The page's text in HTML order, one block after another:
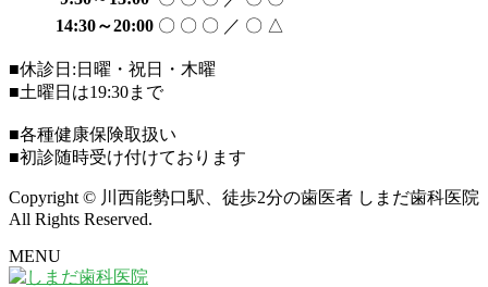
14:30～20:00 〇 〇 〇 ／ 〇 △
■休診日:日曜・祝日・木曜
■土曜日は19:30まで
■各種健康保険取扱い
■初診随時受け付けております
Copyright © 川西能勢口駅、徒歩2分の歯医者 しまだ歯科医院
All Rights Reserved.
MENU